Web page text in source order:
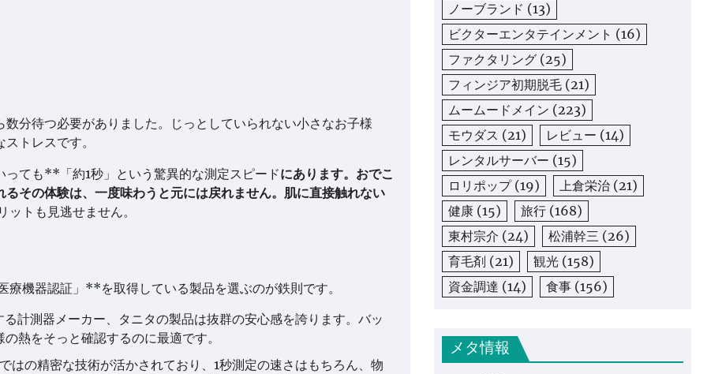
分待つ必要がありました。じっとしていられない小さなお子様
トレスです。
ても**「約1秒」という驚異的な測定スピードにあります。おでこ
その体験は、一度味わうと元には戻れません。肌に直接触れない
トも見逃せません。
機器認証」**を取得している製品を選ぶのが鉄則です。
測器メーカー、タニタの製品は抜群の安心感を誇ります。バッ
熱をそっと確認するのに最適です。
の精密な技術が活かされており、1秒測定の速さはもちろん、物
ノーブランド (13)
ビクターエンタテインメント (16)
ファクタリング (25)
フィンジア初期脱毛 (21)
ムームードメイン (223)
モウダス (21) レビュー (14)
レンタルサーバー (15)
ロリポップ(19) 上倉栄治 (21)
健康 (15) 旅行 (168)
東村宗介 (24) 松浦幹三 (26)
育毛剤 (21) 観光 (158)
資金調達 (14) 食事 (156)
メタ情報